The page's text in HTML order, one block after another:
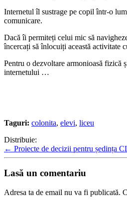
Internetul îl sustrage pe copil într-o
comunicare.
Dacă îi permiteți celui mic să
încercați să înlocuiți această activitate
Pentru o dezvoltare armonioasă fizică
internetului …
Taguri: colonita, elevi, liceu
Distribuie:
← Proiecte de decizii pentru ședința
Lasă un comentariu
Adresa ta de email nu va fi publicată.